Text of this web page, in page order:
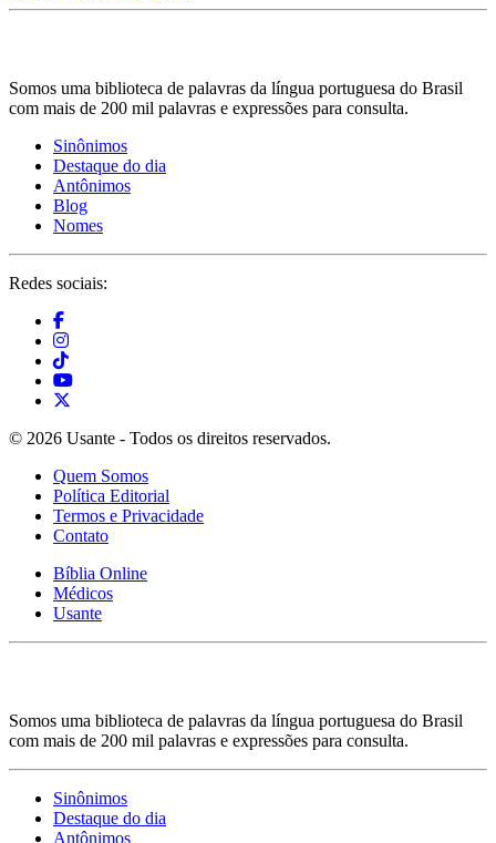
Somos uma biblioteca de palavras da língua portuguesa do Brasil
com mais de 200 mil palavras e expressões para consulta.
Sinônimos
Destaque do dia
Antônimos
Blog
Nomes
Redes sociais:
© 2026 Usante - Todos os direitos reservados.
Quem Somos
Política Editorial
Termos e Privacidade
Contato
Bíblia Online
Médicos
Usante
Somos uma biblioteca de palavras da língua portuguesa do Brasil
com mais de 200 mil palavras e expressões para consulta.
Sinônimos
Destaque do dia
Antônimos